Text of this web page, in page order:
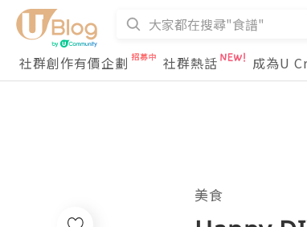
社群創作有價企劃
社群熱話 成為U
美食